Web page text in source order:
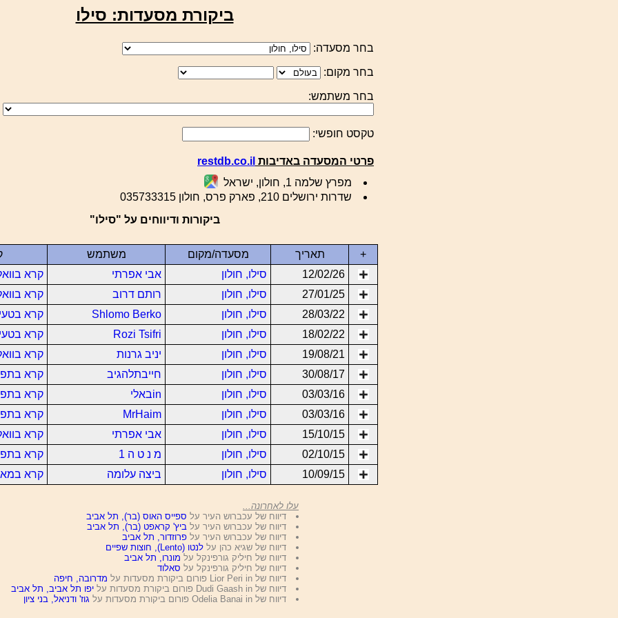
ביקורת מסעדות: סילו
בחר מסעדה:
בחר מקום:
בחר משתמש:
טקסט חופשי:
פרטי המסעדה באדיבות restdb.co.il
מפרץ שלמה 1, חולון, ישראל
שדרות ירושלים 210, פארק פרס, חולון 035733315
ביקורות ודיווחים על "סילו"
+ תאריך מסעדה/מקום משתמש
12/02/26
סילו, חולון אבי אפרתי
קרא
27/01/25
סילו, חולון רותם דרוב
קרא
28/03/22
סילו, חולון Shlomo Berko
קרא
18/02/22
סילו, חולון Rozi Tsifri
קרא
19/08/21
סילו, חולון יניב גרנות
קרא
30/08/17
סילו, חולון חייבתלהגיב
קרא
03/03/16
סילו, חולון inבאלי
קרא
03/03/16
סילו, חולון MrHaim
קרא
15/10/15
סילו, חולון אבי אפרתי
קרא
02/10/15
סילו, חולון מ נ ט ה 1
קרא
10/09/15
סילו, חולון ביצה עלומה קרא
עלו לאחרונה...
דיווח של עכברוש העיר על ספייס האוס (בר), תל אביב
דיווח של עכברוש העיר על ביץ' קראפט (בר), תל אביב
דיווח של עכברוש העיר עלפרוזדור, תל אביב
דיווח של שגיא כהן עללנטו (Lento), חוצות שפיים
דיווח של חיליק גורפינקל על מונרו, תל אביב
דיווח של חיליק גורפינקל על סאלוד
דיווח של Lior Peri in פורום ביקורת מסעדות על
מדרובה, חיפה
דיווח של Dudi Gaash in פורום ביקורת מסעדות על
יפו תל אביב, תל אביב
דיווח של Odelia Banai in פורום ביקורת מסעדות על
גוז' ודניאל, בני ציון